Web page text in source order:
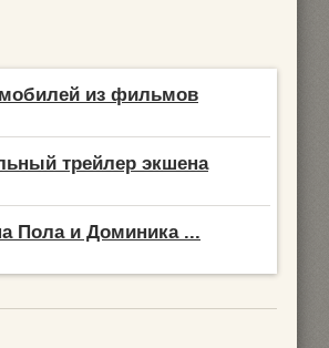
из фильмов
трейлер экшена
Пола и Доминика ...